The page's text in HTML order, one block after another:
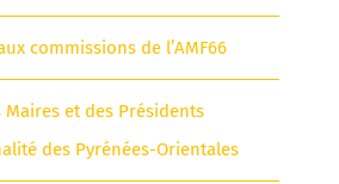
commissions de l’AMF66
Maires et des Présidents
des Pyrénées-Orientales